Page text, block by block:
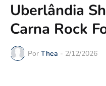
Uberlândia
Carna Rock
Por Thea - 2/12/2026